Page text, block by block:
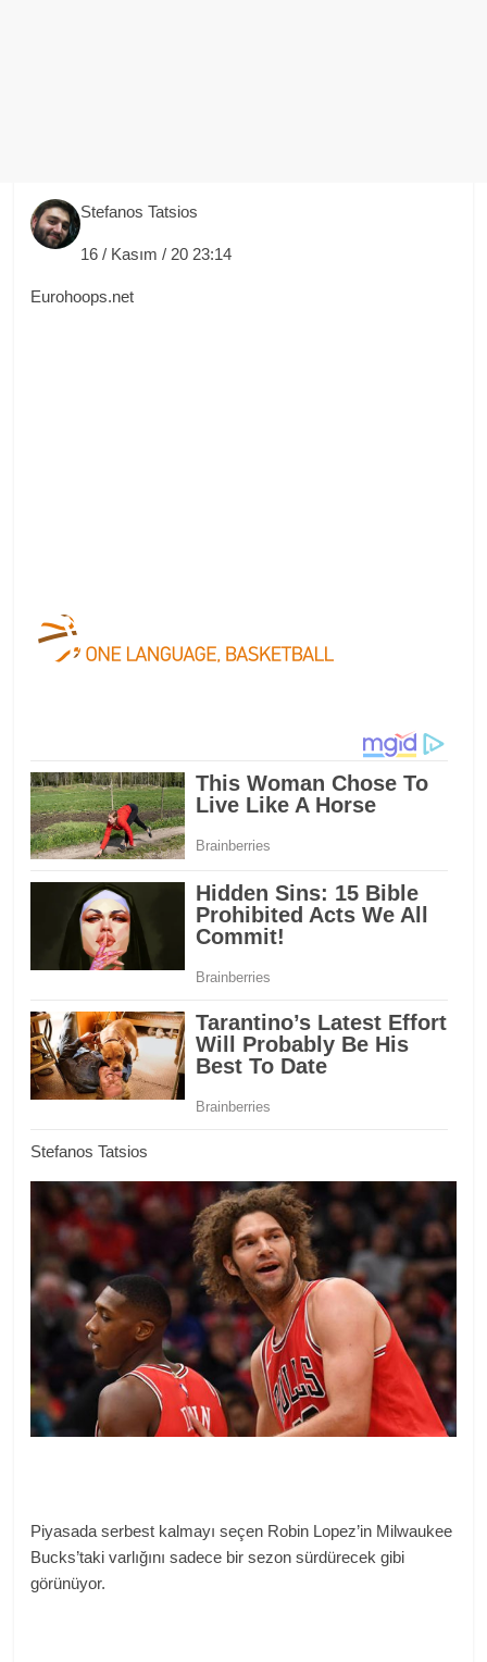
Stefanos Tatsios
16 / Kasım / 20 23:14
Eurohoops.net
Stefanos Tatsios
Piyasada serbest kalmayı seçen Robin Lopez’in Milwaukee
Bucks’taki varlığını sadece bir sezon sürdürecek gibi
görünüyor.